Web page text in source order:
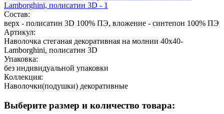
Состав:
верх - полисатин 3D 100% ПЭ, вложение - синтепон 100% ПЭ
Артикул:
Наволочка стеганая декоративная на молнии 40х40-
Lamborghini, полисатин 3D
Упаковка:
без индивидуальной упаковки
Коллекция:
Наволочки(подушки) декоративные
Выберите размер и количество товара: